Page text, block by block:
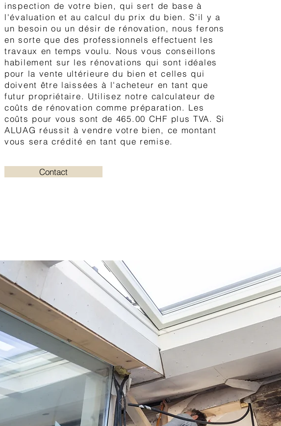
inspection de votre bien, qui sert de base à
l'évaluation et au calcul du prix du bien. S'il y a
un besoin ou un désir de rénovation, nous ferons
en sorte que des professionnels effectuent les
travaux en temps voulu. Nous vous conseillons
habilement sur les rénovations qui sont idéales
pour la vente ultérieure du bien et celles qui
doivent être laissées à l'acheteur en tant que
futur propriétaire. Utilisez notre calculateur de
coûts de rénovation comme préparation. Les
coûts pour vous sont de 465.00 CHF plus TVA. Si
ALUAG réussit à vendre votre bien, ce montant
vous sera crédité en tant que remise.
Contact